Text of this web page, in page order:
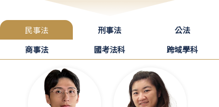
民事法 刑事法
公法
商事法
國考法科 跨域學科